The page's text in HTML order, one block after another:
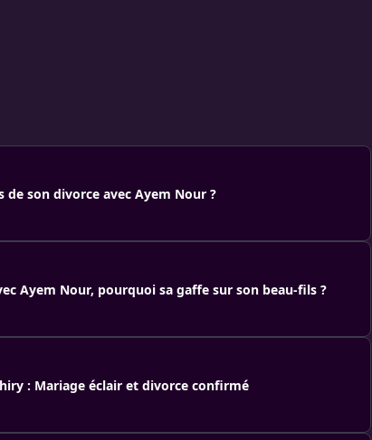
de son divorce avec Ayem Nour ?
Ayem Nour, pourquoi sa gaffe sur son beau-fils ?
: Mariage éclair et divorce confirmé